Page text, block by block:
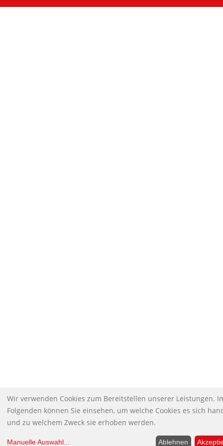
Wir verwenden Cookies zum Bereitstellen unserer Leistungen.
Folgenden können Sie einsehen, um welche Cookies es sich
und zu welchem Zweck sie erhoben werden.
Manuelle Auswahl... Ablehnen